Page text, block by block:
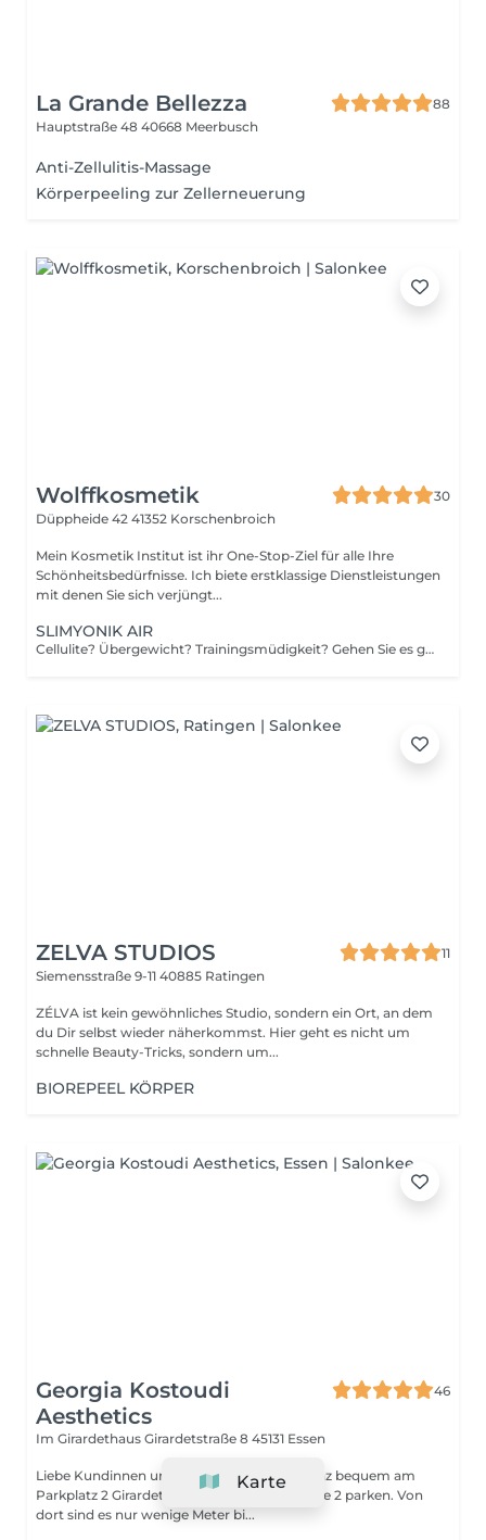
La Grande Bellezza
88
Hauptstraße 48 40668 Meerbusch
Anti-Zellulitis-Massage
Körperpeeling zur Zellerneuerung
Wolffkosmetik
30
Düppheide 42 41352 Korschenbroich
Mein Kosmetik Institut ist ihr One-Stop-Ziel für alle Ihre
Schönheitsbedürfnisse. Ich biete erstklassige Dienstleistungen
mit denen Sie sich verjüngt...
SLIMYONIK AIR
Cellulite? Übergewicht? Trainingsmüdigkeit? Gehen Sie es ganzheitlich und entspannt an mit SLIMYONIK® AIR. Der Bodystyler mit der computergestützten Druckwellenmassage und Sauerstoff-Inhalator mobilisiert sanft Ihr Lymphsystem und regt den Stoffwechsel sowie die Durchblutung von Haut und Fettgewebe an. Wählen Sie aus unterschiedlichen Programmen das Richtige für Sie aus: - Slim Massage - Cellulite Massage - Lymph Massage - Relax Massage - Pre & Post (Kryo)Lipolyse - Post HIIT / EMS / Vibro - Pre & Post Laserlipolyse RF - Post Sport Massage
ZELVA STUDIOS
11
Siemensstraße 9-11 40885 Ratingen
ZÉLVA ist kein gewöhnliches Studio, sondern ein Ort, an dem
du Dir selbst wieder näherkommst. Hier geht es nicht um
schnelle Beauty-Tricks, sondern um...
BIOREPEEL KÖRPER
Georgia Kostoudi
Aesthetics
46
Im Girardethaus Girardetstraße 8 45131 Essen
Liebe Kundinnen und Kunden, ihr könnt ganz bequem am
Parkplatz 2 Girardethaus in der Girardetstraße 2 parken. Von
dort sind es nur wenige Meter bi...
Karte